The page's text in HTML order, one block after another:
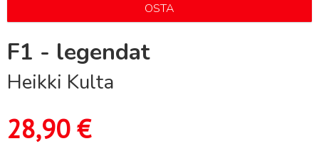
OSTA
F1 - legendat
Heikki Kulta
28,90€